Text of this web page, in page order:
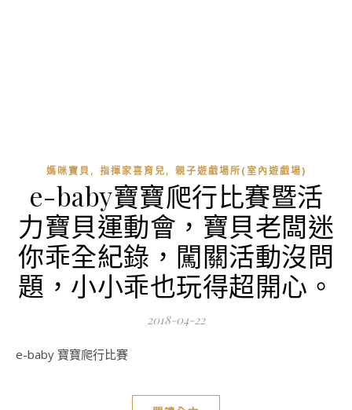
媽咪寶貝, 指揮家喜育兒, 親子遊戲場所(室內遊戲場)
e-baby寶寶爬行比賽暨活
力寶貝運動會，寶貝老闆迷
你乖全紀錄，闖關活動沒問
題，小小乖也玩得超開心。
2018-04-22
e-baby 寶寶爬行比賽